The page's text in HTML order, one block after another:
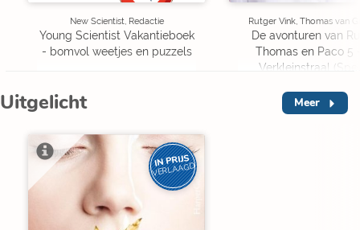
New Scientist, Redactie
Young Scientist Vakantieboek
- bomvol weetjes en puzzels
Rutger Vink, Thomas van
De avonturen van
Thomas en Paco 5
Verkleinstraal
Uitgelicht Meer
IN PRIJS
VERLAAGD